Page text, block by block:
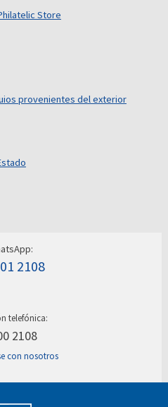
Store
provenientes del exterior
2108
telefónica:
2108
con nosotros